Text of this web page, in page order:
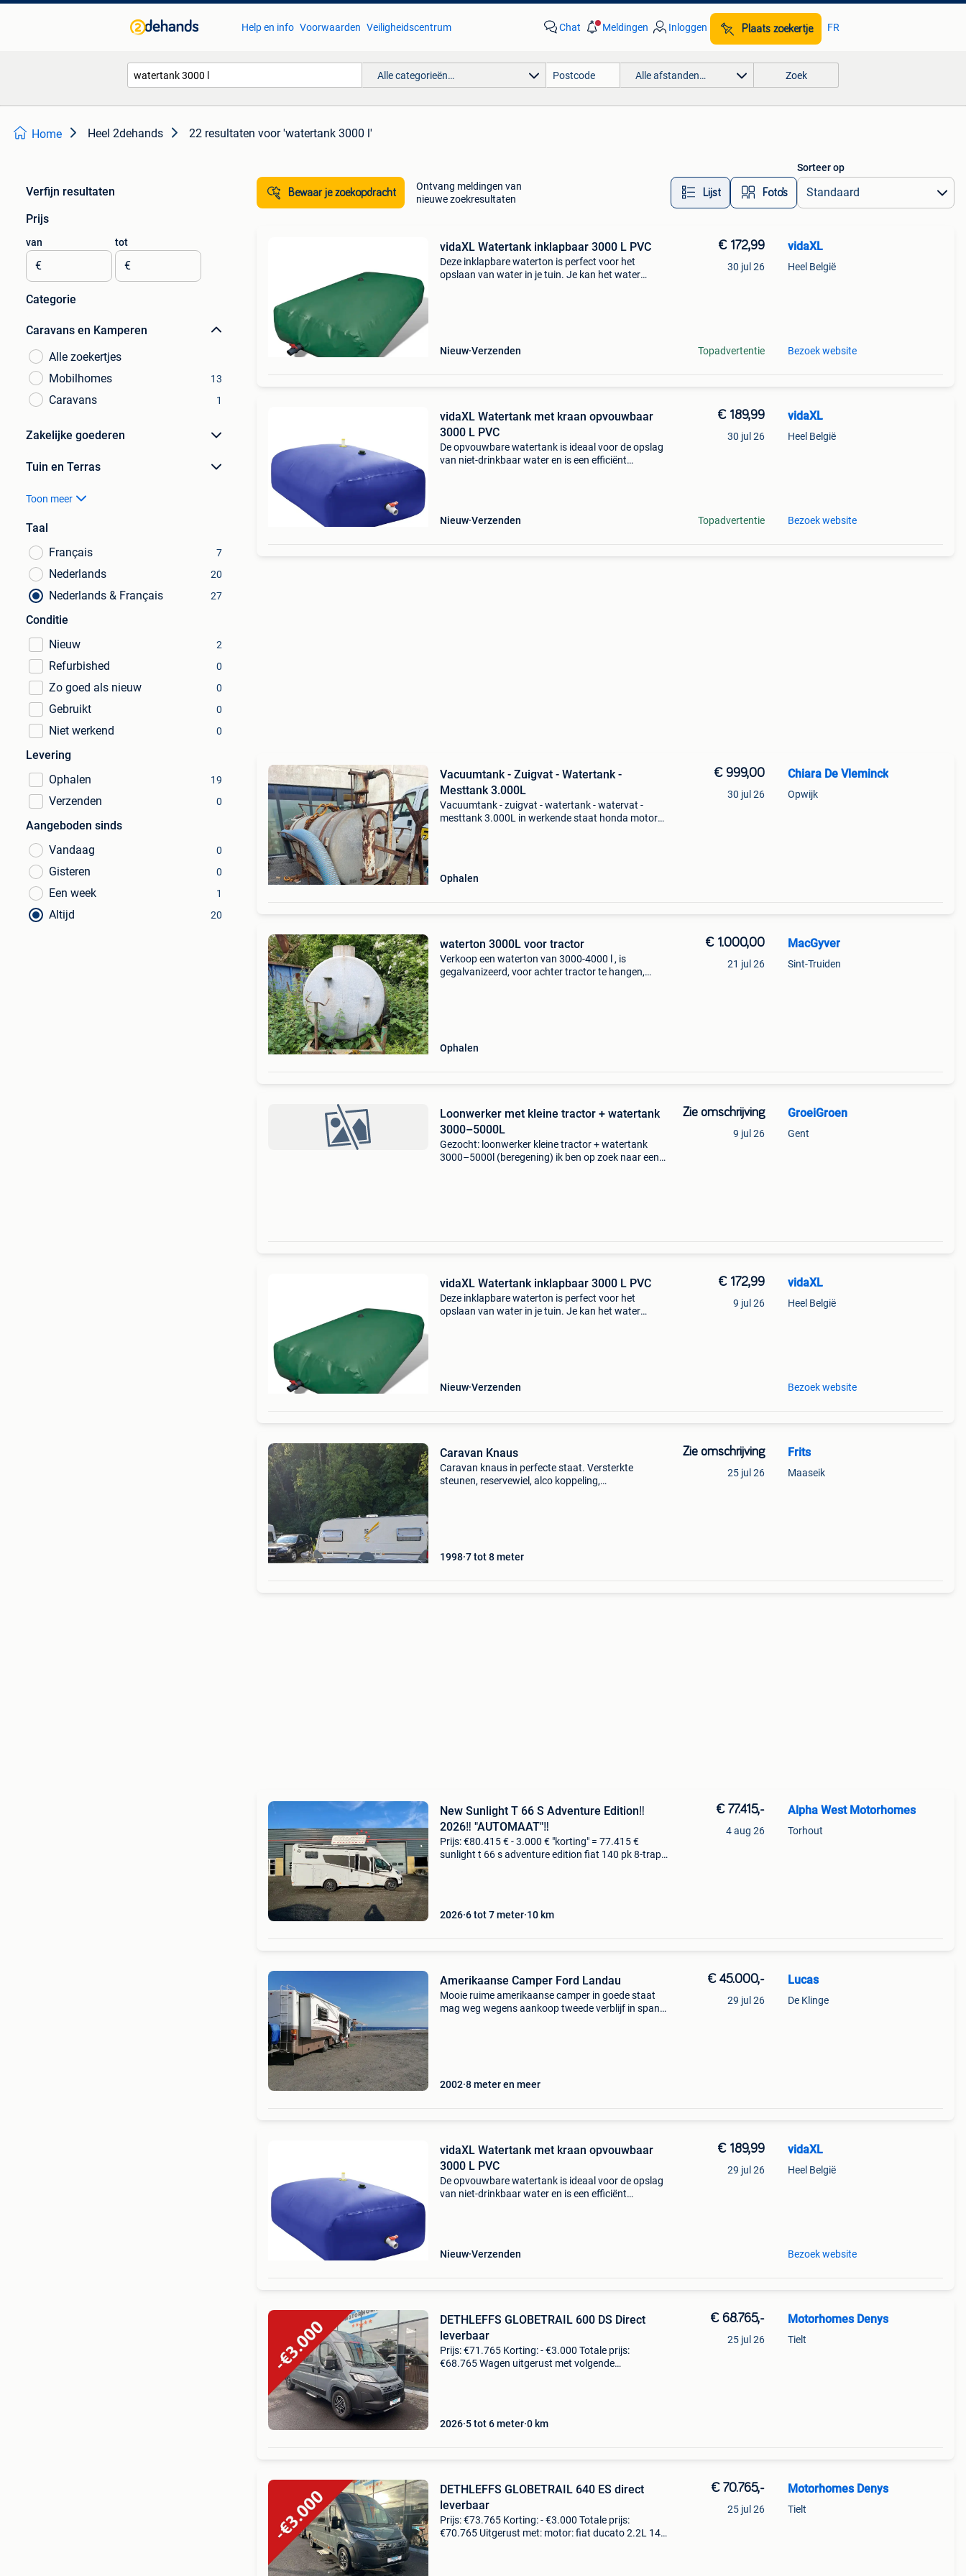
Help en info Voorwaarden Veiligheidscentrum Chat Meldingen Inloggen Plaats zoekertje FR
Alle categorieën… Alle afstanden… Zoek
Home Heel 2dehands 22 resultaten voor 'watertank 3000 l'
Verfijn resultaten
Prijs
van
€
tot
€
Categorie
Caravans en Kamperen
Alle zoekertjes
Mobilhomes
13
Caravans 1
Zakelijke goederen
Tuin en Terras
Toon meer
Taal
Français
7
Nederlands 20
Nederlands & Français 27
Conditie
Nieuw
2
Refurbished 0
Zo goed als nieuw 0
Gebruikt 0
Niet werkend 0
Levering
Ophalen
19
Verzenden 0
Aangeboden sinds
Vandaag
0
Gisteren 0
Een week 1
Altijd 20
Bewaar je zoekopdracht
Ontvang meldingen van
nieuwe zoekresultaten
Lijst Foto’s
Sorteer op
vidaXL Watertank inklapbaar 3000 L PVC
Deze inklapbare waterton is perfect voor het
opslaan van water in je tuin. Je kan het water
Nieuw Verzenden
€ 172,99
30 jul 26
Topadvertentie
vidaXL
Heel België
Bezoek website
vidaXL Watertank met kraan opvouwbaar
3000 L PVC
De opvouwbare watertank is ideaal voor de opslag
van niet-drinkbaar water en is een efficiënt
Nieuw Verzenden
€ 189,99
30 jul 26
Topadvertentie
vidaXL
Heel België
Bezoek website
Vacuumtank - Zuigvat - Watertank -
Mesttank 3.000L
Vacuumtank - zuigvat - watertank - watervat -
mesttank 3.000L in werkende staat honda motor
Ophalen
€ 999,00
30 jul 26
Chiara De Vleminck
Opwijk
waterton 3000L voor tractor
Verkoop een waterton van 3000-4000 l , is
gegalvanizeerd, voor achter tractor te hangen,
Ophalen
€ 1.000,00
21 jul 26
MacGyver
Sint-Truiden
Loonwerker met kleine tractor + watertank
3000–5000L
Gezocht: loonwerker kleine tractor + watertank
3000–5000l (beregening) ik ben op zoek naar een
Zie omschrijving
9 jul 26
GroeiGroen
Gent
vidaXL Watertank inklapbaar 3000 L PVC
Deze inklapbare waterton is perfect voor het
opslaan van water in je tuin. Je kan het water
Nieuw Verzenden
€ 172,99
9 jul 26
vidaXL
Heel België
Bezoek website
Caravan Knaus
Caravan knaus in perfecte staat. Versterkte
steunen, reservewiel, alco koppeling,
1998 7 tot 8 meter
Zie omschrijving
25 jul 26
Frits
Maaseik
New Sunlight T 66 S Adventure Edition‼️
2026‼️ "AUTOMAAT"‼️
Prijs: €80.415 € - 3.000 € "korting" = 77.415 €
sunlight t 66 s adventure edition fiat 140 pk 8-traps
2026 6 tot 7 meter 10 km
€ 77.415,-
4 aug 26
Alpha West Motorhomes
Torhout
Amerikaanse Camper Ford Landau
Mooie ruime amerikaanse camper in goede staat
mag weg wegens aankoop tweede verblijf in spanje
2002 8 meter en meer
€ 45.000,-
29 jul 26
Lucas
De Klinge
vidaXL Watertank met kraan opvouwbaar
3000 L PVC
De opvouwbare watertank is ideaal voor de opslag
van niet-drinkbaar water en is een efficiënt
Nieuw Verzenden
€ 189,99
29 jul 26
vidaXL
Heel België
Bezoek website
DETHLEFFS GLOBETRAIL 600 DS Direct
leverbaar
Prijs: €71.765 Korting: - €3.000 Totale prijs:
€68.765 Wagen uitgerust met volgende
2026 5 tot 6 meter 0 km
€ 68.765,-
25 jul 26
Motorhomes Denys
Tielt
DETHLEFFS GLOBETRAIL 640 ES direct
leverbaar
Prijs: €73.765 Korting: - €3.000 Totale prijs:
€70.765 Uitgerust met: motor: fiat ducato 2.2L 140
€ 70.765,-
25 jul 26
Motorhomes Denys
Tielt